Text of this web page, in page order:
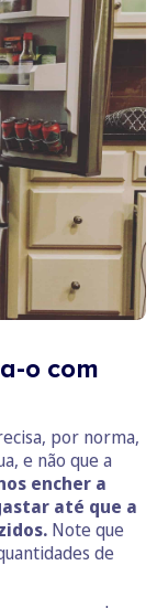
o com
por norma,
e não que a
encher a
até que a
Note que
de